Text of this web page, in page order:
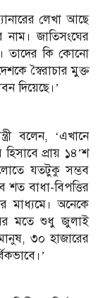
লেখা আছে
জাতিসংঘের
তাদের কি কোনো
স্বৈরাচার মুক্ত
দিয়েছে।’
বলেন, ‘এখানে
হিসাবে প্রায় ১৪’শ
যতটুকু সম্ভব
বাধা-বিপত্তির
মাধ্যমে। অনেকে
মতে শুধু জুলাই
৩০ হাজারের